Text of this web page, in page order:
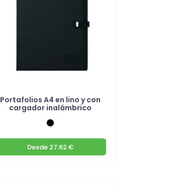
Portafolios A4 en lino y con
cargador inalámbrico
Desde 27.62 €